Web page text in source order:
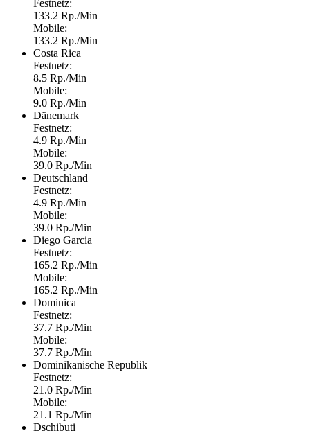
Festnetz:
133.2 Rp./Min
Mobile:
133.2 Rp./Min
Costa Rica
Festnetz:
8.5 Rp./Min
Mobile:
9.0 Rp./Min
Dänemark
Festnetz:
4.9 Rp./Min
Mobile:
39.0 Rp./Min
Deutschland
Festnetz:
4.9 Rp./Min
Mobile:
39.0 Rp./Min
Diego Garcia
Festnetz:
165.2 Rp./Min
Mobile:
165.2 Rp./Min
Dominica
Festnetz:
37.7 Rp./Min
Mobile:
37.7 Rp./Min
Dominikanische Republik
Festnetz:
21.0 Rp./Min
Mobile:
21.1 Rp./Min
Dschibuti